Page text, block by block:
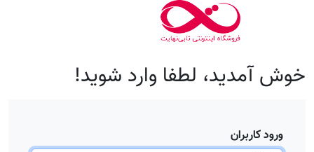
خوش آمدید، لطفا وارد شوید!
ورود کاربران